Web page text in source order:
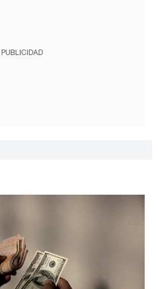
PUBLICIDAD